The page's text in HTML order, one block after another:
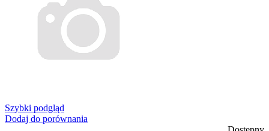
Szybki podgląd
Dodaj do porównania